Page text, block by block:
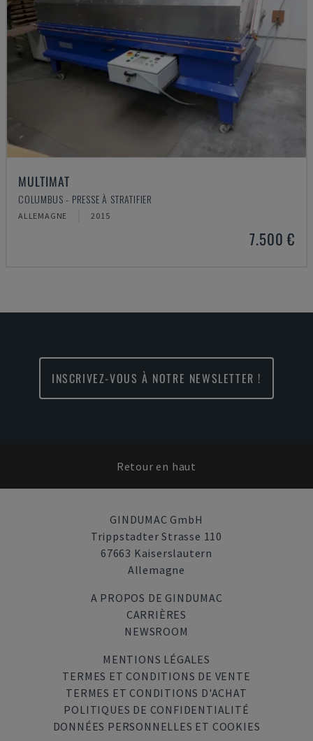
MULTIMAT
COLUMBUS - PRESSE À STRATIFIER
ALLEMAGNE 2015
7.500 €
INSCRIVEZ-VOUS À NOTRE NEWSLETTER !
Retour en haut
GINDUMAC GmbH
Trippstadter Strasse 110
67663 Kaiserslautern
Allemagne
A PROPOS DE GINDUMAC
CARRIÈRES
NEWSROOM
MENTIONS LÉGALES
TERMES ET CONDITIONS DE VENTE
TERMES ET CONDITIONS D'ACHAT
POLITIQUES DE CONFIDENTIALITÉ
DONNÉES PERSONNELLES ET COOKIES